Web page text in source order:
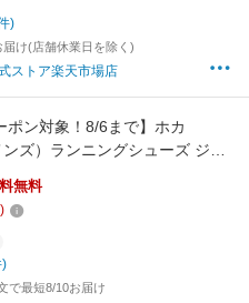
)
け(店舗休業日を除く)
ストア楽天市場店
ポン対象！8/6まで】ホカ
ンズ）ランニングシューズ ジョ
Bondi 9 Wide 1162013-BBLC
無料
)
で最短8/10お届け